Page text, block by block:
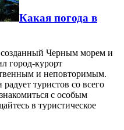
Какая погода в
Черным морем и
город-курорт
и неповторимым.
туристов со всего
с особым
в туристическое